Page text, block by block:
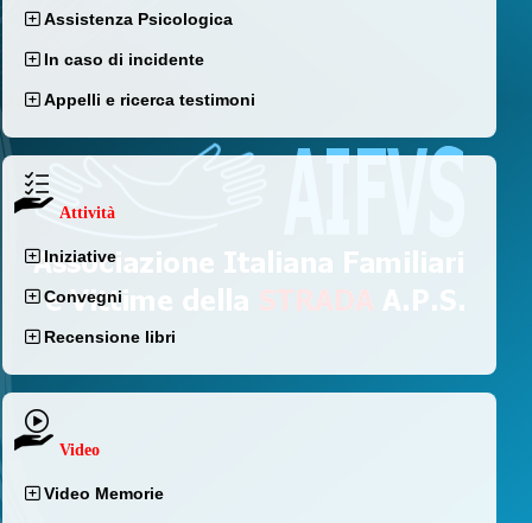
Assistenza Psicologica
In caso di incidente
Appelli e ricerca testimoni
Attività
Iniziative
Convegni
Recensione libri
Video
Video Memorie